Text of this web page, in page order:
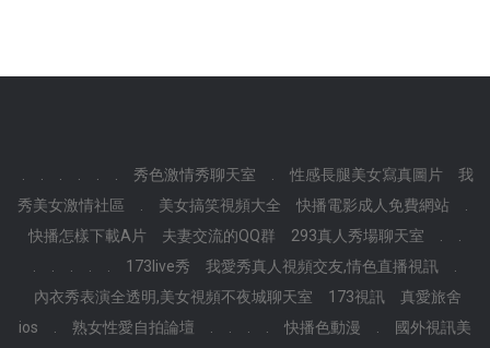
秀色激情秀聊天室 性感長腿美女寫真圖片
我
秀美女激情社區
美女搞笑視頻大全 快播電影成人免費網站
快播怎樣下載A片
夫妻交流的QQ群 293真人秀場聊天室
173live秀 我愛秀真人視頻交友,情色直播視訊
內衣秀表演全透明,美女視頻不夜城聊天室
173視訊
真愛旅舍
ios
熟女性愛自拍論壇 快播色動漫 國外視訊美